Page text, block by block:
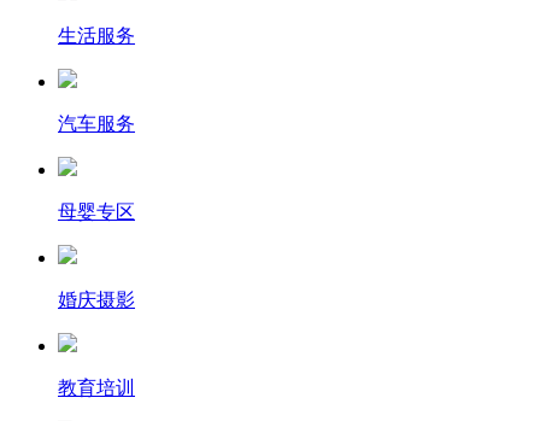
生活服务
汽车服务
母婴专区
婚庆摄影
教育培训